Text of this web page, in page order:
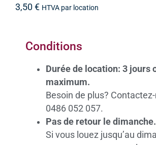
3,50 € HTVA par location
Conditions
Durée de location: 3 jours
maximum.
Besoin de plus?
0486 052 057.
Pas de retour le dimanche.
Si vous louez jusqu’au